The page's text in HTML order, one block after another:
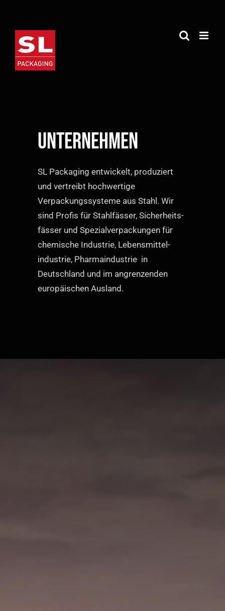
springen
Unternehmen
SL Packaging entwickelt, produziert
und vertreibt hochwertige
Verpackungs­systeme aus Stahl. Wir
sind Profis für Stahlfässer, Sicherheits­
fässer und Spezial­verpackungen für
chemische Industrie, Lebensmittel­
industrie, Pharmaindustrie in
Deutschland und im angrenzenden
europäischen Ausland.